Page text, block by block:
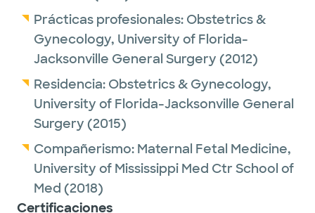
Prácticas profesionales: Obstetrics &
Gynecology, University of Florida-
Jacksonville General Surgery (2012)
Residencia: Obstetrics & Gynecology,
University of Florida-Jacksonville General
Surgery (2015)
Compañerismo: Maternal Fetal Medicine,
University of Mississippi Med Ctr School of
Med (2018)
Certificaciones